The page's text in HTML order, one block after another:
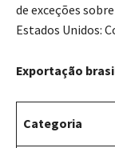
de exceções
Estados Unidos:
Exportação
Categoria